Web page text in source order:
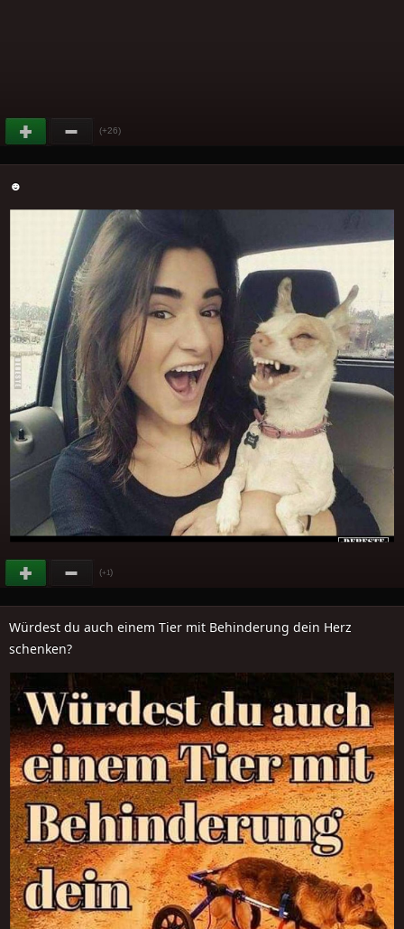
(+26)
☻
(+1)
Würdest du auch einem Tier mit Behinderung dein Herz
schenken?